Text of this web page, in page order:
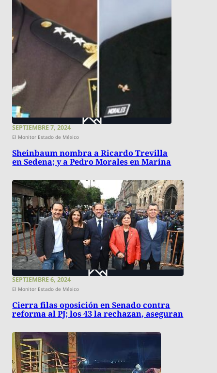
SEPTIEMBRE 7, 2024
El Monitor Estado de México
Sheinbaum nombra a Ricardo Trevilla
en Sedena; y a Pedro Morales en Marina
SEPTIEMBRE 6, 2024
El Monitor Estado de México
Cierra filas oposición en Senado contra
reforma al PJ; los 43 la rechazan, aseguran